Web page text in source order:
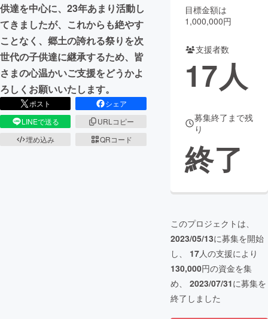
CAMPFIREふるさと納税machi-ya コミュニティ
供達を中心に、23年あまり活動し
てきましたが、これからも絶やす
ことなく、郷土の誇れる祭りを次
世代の子供達に継承するため、皆
さまの心温かいご支援をどうかよ
ろしくお願いいたします。
ポスト
シェア
LINEで送る
URLコピー
埋め込み
QRコード
目標金額は
1,000,000円
支援者数
17人
募集終了まで残
り
終了
このプロジェクトは、
2023/05/13に募集を開始
し、 17人の支援により
130,000円の資金を集
め、 2023/07/31に募集を
終了しました